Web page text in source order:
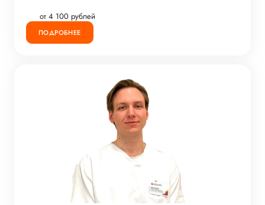
от 4 100 рублей
ПОДРОБНЕЕ